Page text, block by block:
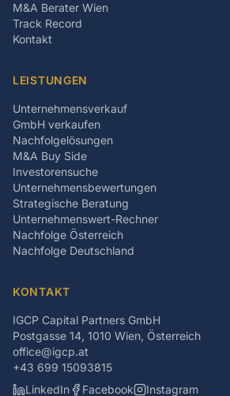
M&A Berater Wien
Track Record
Kontakt
LEISTUNGEN
Unternehmensverkauf
GmbH verkaufen
Nachfolgelösungen
M&A Buy Side
Investorensuche
Unternehmensbewertungen
Strategische Beratung
Unternehmenswert-Rechner
Nachfolge Österreich
Nachfolge Deutschland
KONTAKT
IGCP Capital Partners GmbH
Postgasse 14, 1010 Wien, Österreich
office@igcp.at
+43 699 15093815
LinkedIn
Facebook Instagram